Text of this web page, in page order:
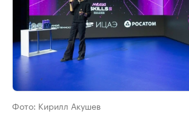
Фото: Кирилл Акушев